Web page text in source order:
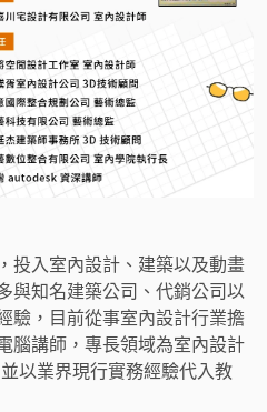
投入室內設計、建築以及動畫
與知名建築公司、代銷公司以
驗，目前從事室內設計行業擔
腦講師，專長領域為室內設計
以業界現行實務經驗代入教